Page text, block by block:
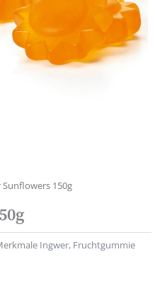
150g
Ingwer, Fruchtgummie